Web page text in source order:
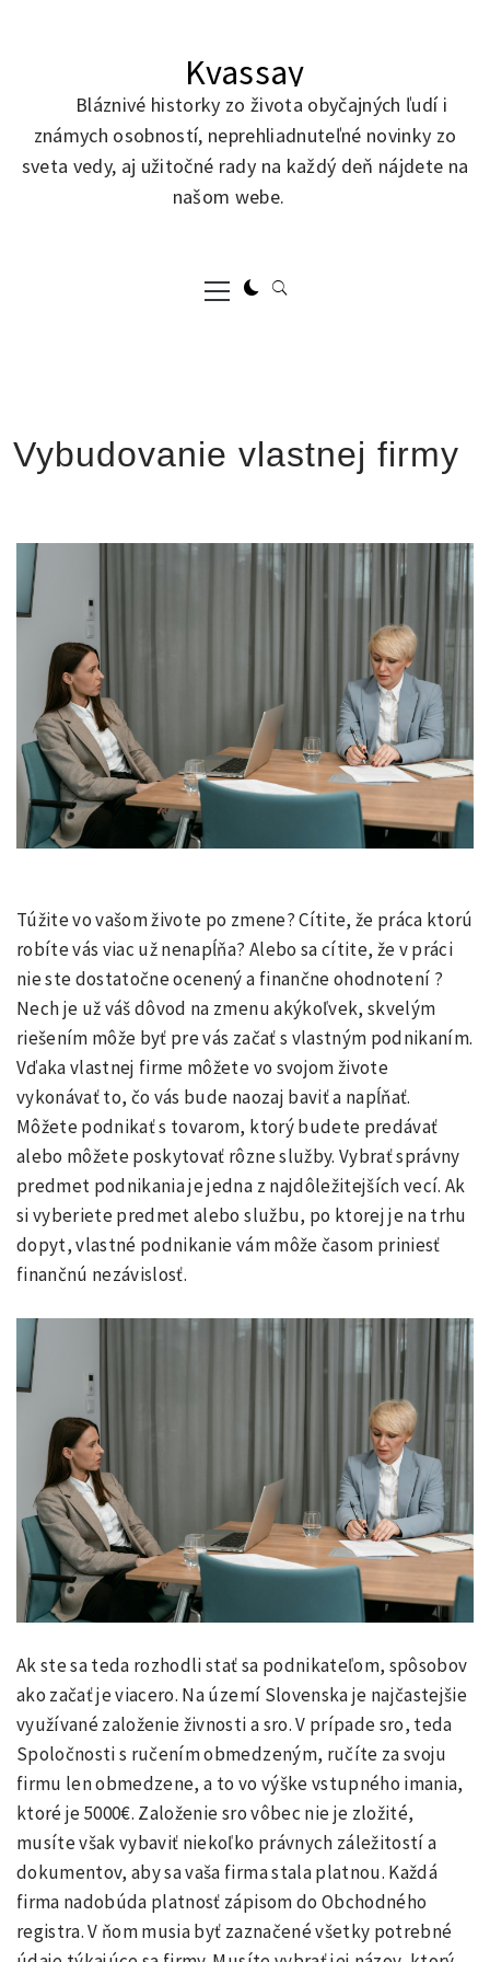
Kvassay
Bláznivé historky zo života obyčajných ľudí i
známych osobností, neprehliadnuteľné novinky zo
sveta vedy, aj užitočné rady na každý deň nájdete na
našom webe.
Primary
Menu
Vybudovanie vlastnej firmy
Túžite vo vašom živote po zmene? Cítite, že práca ktorú
robíte vás viac už nenapĺňa? Alebo sa cítite, že v práci
nie ste dostatočne ocenený a finančne ohodnotení ?
Nech je už váš dôvod na zmenu akýkoľvek, skvelým
riešením môže byť pre vás začať s vlastným podnikaním.
Vďaka vlastnej firme môžete vo svojom živote
vykonávať to, čo vás bude naozaj baviť a napĺňať.
Môžete podnikať s tovarom, ktorý budete predávať
alebo môžete poskytovať rôzne služby. Vybrať správny
predmet podnikania je jedna z najdôležitejších vecí. Ak
si vyberiete predmet alebo službu, po ktorej je na trhu
dopyt, vlastné podnikanie vám môže časom priniesť
finančnú nezávislosť.
Ak ste sa teda rozhodli stať sa podnikateľom, spôsobov
ako začať je viacero. Na území Slovenska je najčastejšie
využívané založenie živnosti a sro. V prípade sro, teda
Spoločnosti s ručením obmedzeným, ručíte za svoju
firmu len obmedzene, a to vo výške vstupného imania,
ktoré je 5000€. Založenie sro vôbec nie je zložité,
musíte však vybaviť niekoľko právnych záležitostí a
dokumentov, aby sa vaša firma stala platnou. Každá
firma nadobúda platnosť zápisom do Obchodného
registra. V ňom musia byť zaznačené všetky potrebné